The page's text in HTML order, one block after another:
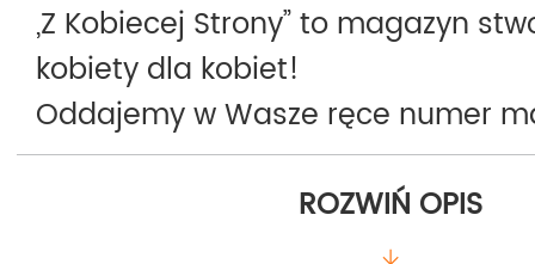
„Z Kobiecej Strony” to magazyn
kobiety dla kobiet!
Oddajemy w Wasze ręce numer
Kobiecej Strony”. Stworzyliśmy to
kobiet takich jak ja czy Ty.
takich które nie zawsze są
ROZWIŃ OPIS